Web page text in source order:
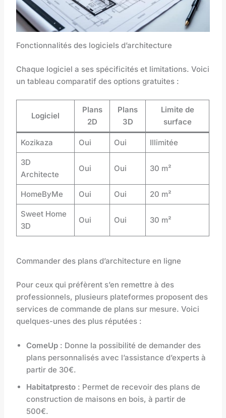
Fonctionnalités des logiciels d’architecture
Chaque logiciel a ses spécificités et limitations. Voici
un tableau comparatif des options gratuites :
Logiciel
Plans
2D
Plans
3D
Limite de
surface
Kozikaza Oui Oui Illimitée
3D
Architecte
Oui Oui 30 m²
HomeByMe Oui Oui 20 m²
Sweet Home
3D
Oui Oui 30 m²
Commander des plans d’architecture en ligne
Pour ceux qui préfèrent s’en remettre à des
professionnels, plusieurs plateformes proposent des
services de commande de plans sur mesure. Voici
quelques-unes des plus réputées :
ComeUp : Donne la possibilité de demander des
plans personnalisés avec l’assistance d’experts à
partir de 30€.
Habitatpresto : Permet de recevoir des plans de
construction de maisons en bois, à partir de
500€.